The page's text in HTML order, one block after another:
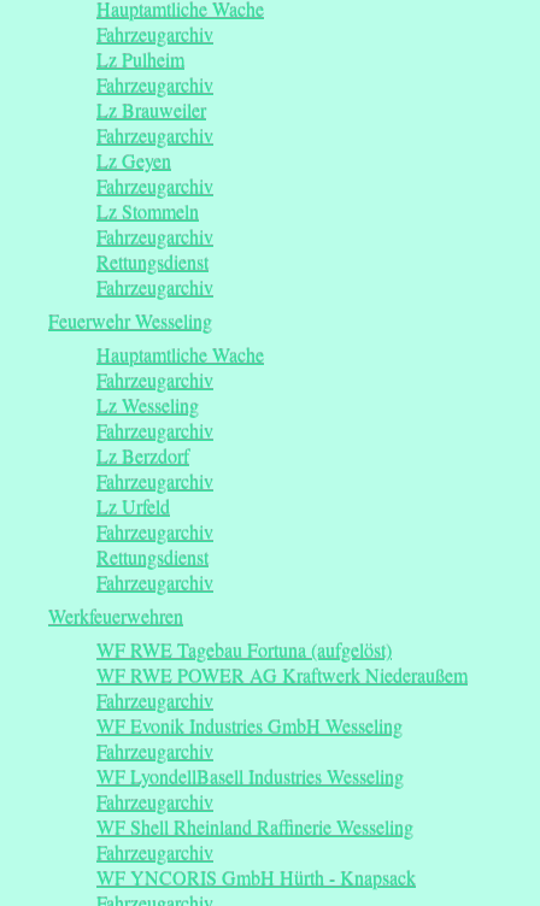
Hauptamtliche Wache
Fahrzeugarchiv
Lz Pulheim
Fahrzeugarchiv
Lz Brauweiler
Fahrzeugarchiv
Lz Geyen
Fahrzeugarchiv
Lz Stommeln
Fahrzeugarchiv
Rettungsdienst
Fahrzeugarchiv
Feuerwehr Wesseling
Hauptamtliche Wache
Fahrzeugarchiv
Lz Wesseling
Fahrzeugarchiv
Lz Berzdorf
Fahrzeugarchiv
Lz Urfeld
Fahrzeugarchiv
Rettungsdienst
Fahrzeugarchiv
Werkfeuerwehren
WF RWE Tagebau Fortuna (aufgelöst)
WF RWE POWER AG Kraftwerk Niederaußem
Fahrzeugarchiv
WF Evonik Industries GmbH Wesseling
Fahrzeugarchiv
WF LyondellBasell Industries Wesseling
Fahrzeugarchiv
WF Shell Rheinland Raffinerie Wesseling
Fahrzeugarchiv
WF YNCORIS GmbH Hürth - Knapsack